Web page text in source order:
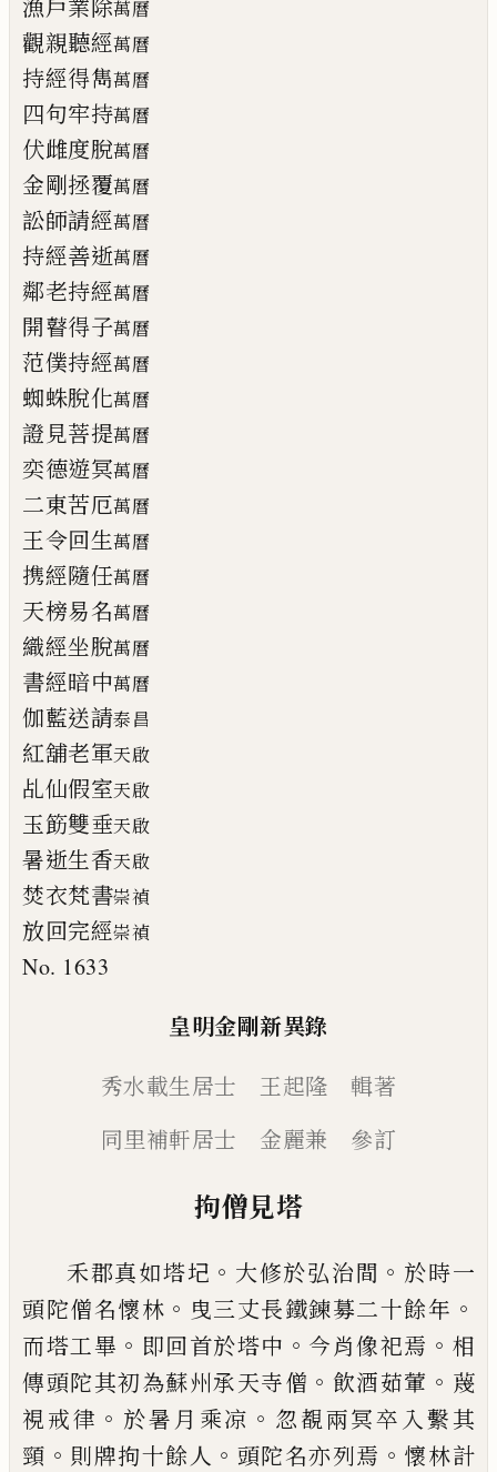
漁戶業除萬曆
觀親聽經萬曆
持經得雋萬曆
四句牢持萬曆
伏雌度脫萬曆
金剛拯覆萬曆
訟師請經萬曆
持經善逝萬曆
鄰老持經萬曆
開瞽得子萬曆
范僕持經萬曆
蜘蛛脫化萬曆
證見菩提萬曆
奕德遊冥萬曆
二東苦厄萬曆
王令回生萬曆
携經隨任萬曆
天榜易名萬曆
織經坐脫萬曆
書經暗中萬曆
伽藍送請泰昌
紅舖老軍天啟
乩仙假室天啟
玉筯雙垂天啟
暑逝生香天啟
焚衣梵書崇禎
放回完經崇禎
No. 1633
皇明金剛新異錄
秀水載生居士 王起隆 輯著
同里補軒居士 金麗兼 參訂
拘僧見塔
禾郡真如塔圮 。 大修於弘治間 。 於時一
頭陀僧名懷林 。 曳三丈長鐵鍊募二十餘年 。
而塔工畢 。 即回首於塔中 。 今肖像祀焉 。 相
傳頭陀其初為蘇州承天寺僧 。 飲酒茹葷 。 蔑
視戒律 。 於暑月乘凉 。 忽覩兩冥卒入繫其
頸 。 則牌拘十餘人 。 頭陀名亦列焉 。 懷林計